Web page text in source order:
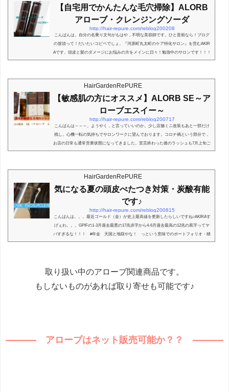
【自宅用でかんたんな毛穴掃除】ALORB
アローブ・クレンジングソーダ
http://hair-repure.com/reblog200208
こんばんは。自分の名乗り文句がもはや，不明な美容師です。ひと昔前なら！ブログ
の冒頭って！だいたいコピペでしょ。『河原町丸太町のケア特化サロン』を営むAKIR
Aです。頭皮と髪のダメージにお悩みの方をメインに日々！勉強中のサロンです！！！
っとかAKIRAこんな感じかな？だいたいこんな冒頭分がメインでしょ。刷り込み？？
ういった部分でも毎回変えてるんですよ！もちろん，どちらが正解かはわかりませ
ん。では。今回はアローブの新商品をご説明ス...
HairGardenRePURE
【敏感肌の方にオススメ】ALORB SE～ア
ローブエスイー～
http://hair-repure.com/reblog200717
こんばんは～～～。ようやく，と言っていいのか。少し店舗ミニ改装もあと一部だけ
残し。心機一転の気持ちでサロンワークに望んでおります。コロナ禍という部分で，
お店の日常も通常営業状態になってきました。宣言終わった後のラッシュも7月上旬ご
ろで！終わり。いつもの7月といった感じですね。本来だったらいつもの祇園祭りだっ
楽しんでおりましたよ♪『来てくださった皆様ありがとうございました！！！』 『Staff
の皆さんも二日間＋準備お疲れ様でし...
HairGardenRePURE
気になる夏の頭皮べたつき対策・炭酸有能
です♪
http://hair-repure.com/reblog200815
こんばんは。。。最近ゴールド（金）が史上最高値を更新したらしいですね♪AKIRAす
げぇわ。。。GPIFの1-3月過去最悪の17兆赤字から4-6月過去最高の12兆の黒字ってヤ
バすぎるな！！！ #年金 天国と地獄やな！ っという意味でのポートフォリオ・積
立分散投資というのはやはり単月では結論なんか出せないよね！— DON☆あきら (@
頭皮のべたつきについて第二弾！！！書きます...
取り扱い中のアローブ関連商品です。
もしないものがあれば取り寄せも可能です♪
アローブはネット販売可能か？？